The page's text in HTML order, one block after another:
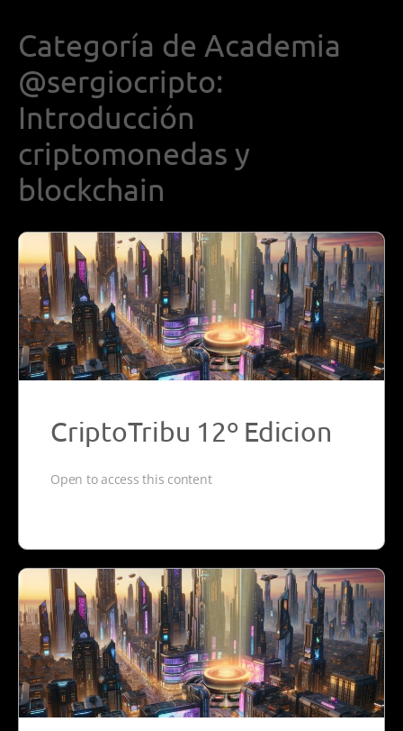
Categoría de Academia
@sergiocripto:
Introducción
criptomonedas y
blockchain
CriptoTribu 12º Edicion
Open to access this content